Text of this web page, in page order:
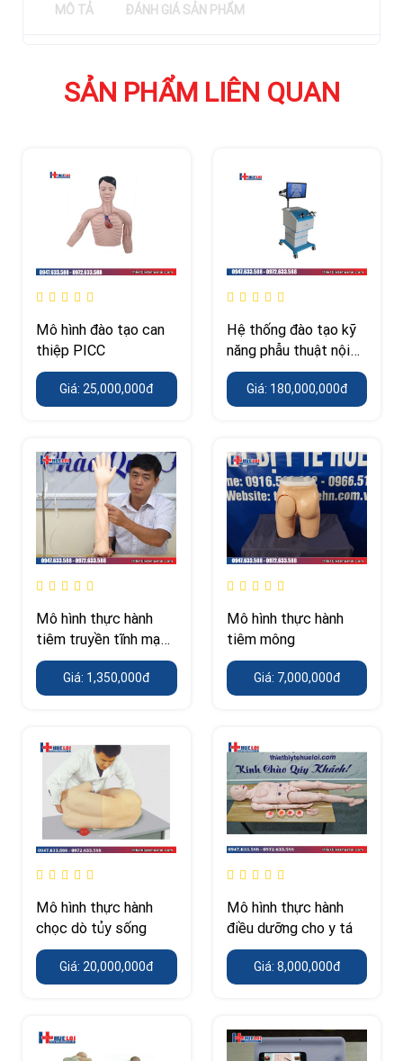
MÔ TẢ ĐÁNH GIÁ SẢN PHẨM
SẢN PHẨM LIÊN QUAN
Mô hình đào tạo can
thiệp PICC
Giá: 25,000,000đ
Hệ thống đào tạo kỹ
năng phẫu thuật nội
soi
Giá: 180,000,000đ
Mô hình thực hành
tiêm truyền tĩnh mạch
cánh tay
Giá: 1,350,000đ
Mô hình thực hành
tiêm mông
Giá: 7,000,000đ
Mô hình thực hành
chọc dò tủy sống
Giá: 20,000,000đ
Mô hình thực hành
điều dưỡng cho y tá
Giá: 8,000,000đ